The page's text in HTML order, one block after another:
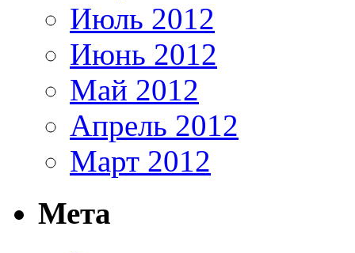
Июль 2012
Июнь 2012
Май 2012
Апрель 2012
Март 2012
Мета